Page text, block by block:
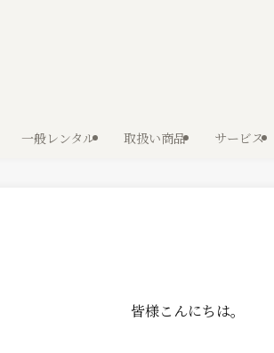
一般レンタル 取扱い商品 サービス
皆様こんにちは。